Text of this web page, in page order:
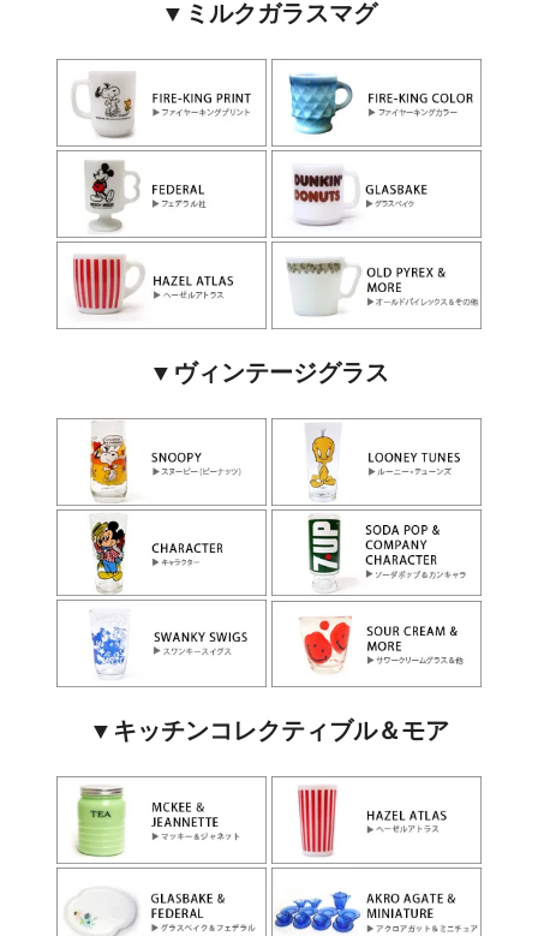
▼ミルクガラスマグ
▼ヴィンテージグラス
▼キッチンコレクティブル＆モア